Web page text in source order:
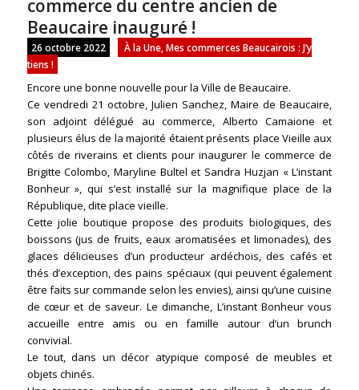
commerce du centre ancien de
Beaucaire inauguré !
26 octobre 2022 À la Une, Mes commerces Beaucairois : J’y
tiens !
Encore une bonne nouvelle pour la Ville de Beaucaire.
Ce vendredi 21 octobre, Julien Sanchez, Maire de Beaucaire,
son adjoint délégué au commerce, Alberto Camaione et
plusieurs élus de la majorité étaient présents place Vieille aux
côtés de riverains et clients pour inaugurer le commerce de
Brigitte Colombo, Maryline Bultel et Sandra Huzjan « L’instant
Bonheur », qui s’est installé sur la magnifique place de la
République, dite place vieille.
Cette jolie boutique propose des produits biologiques, des
boissons (jus de fruits, eaux aromatisées et limonades), des
glaces délicieuses d’un producteur ardéchois, des cafés et
thés d’exception, des pains spéciaux (qui peuvent également
être faits sur commande selon les envies), ainsi qu’une cuisine
de cœur et de saveur. Le dimanche, L’instant Bonheur vous
accueille entre amis ou en famille autour d’un brunch
convivial.
Le tout, dans un décor atypique composé de meubles et
objets chinés.